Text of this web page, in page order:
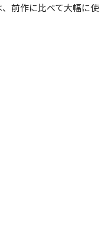
前作に比べて大幅に使